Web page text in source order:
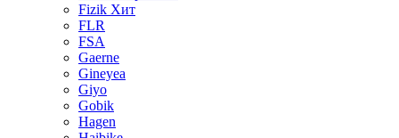
Fizik Хит
FLR
FSA
Gaerne
Gineyea
Giyo
Gobik
Hagen